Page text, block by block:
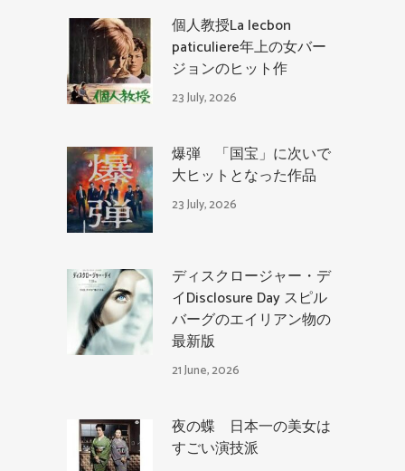
個人教授La lecbon
paticuliere年上の女バー
ジョンのヒット作
23 July, 2026
爆弾 「国宝」に次いで
大ヒットとなった作品
23 July, 2026
ディスクロージャー・デ
イDisclosure Day スピル
バーグのエイリアン物の
最新版
21 June, 2026
夜の蝶 日本一の美女は
すごい演技派